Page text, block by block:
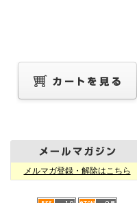
メルマガ登録・解除はこちら